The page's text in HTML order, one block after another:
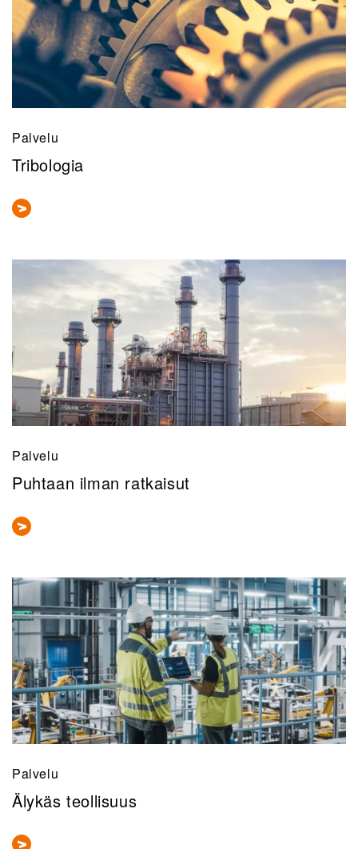
Palvelu
Tribologia
Palvelu
Puhtaan ilman ratkaisut
Palvelu
Älykäs teollisuus